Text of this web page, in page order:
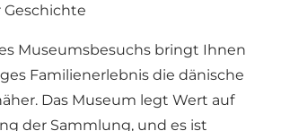
Geschichte
Museumsbesuchs bringt Ihnen
Familienerlebnis die dänische
Das Museum legt Wert auf
der Sammlung, und es ist